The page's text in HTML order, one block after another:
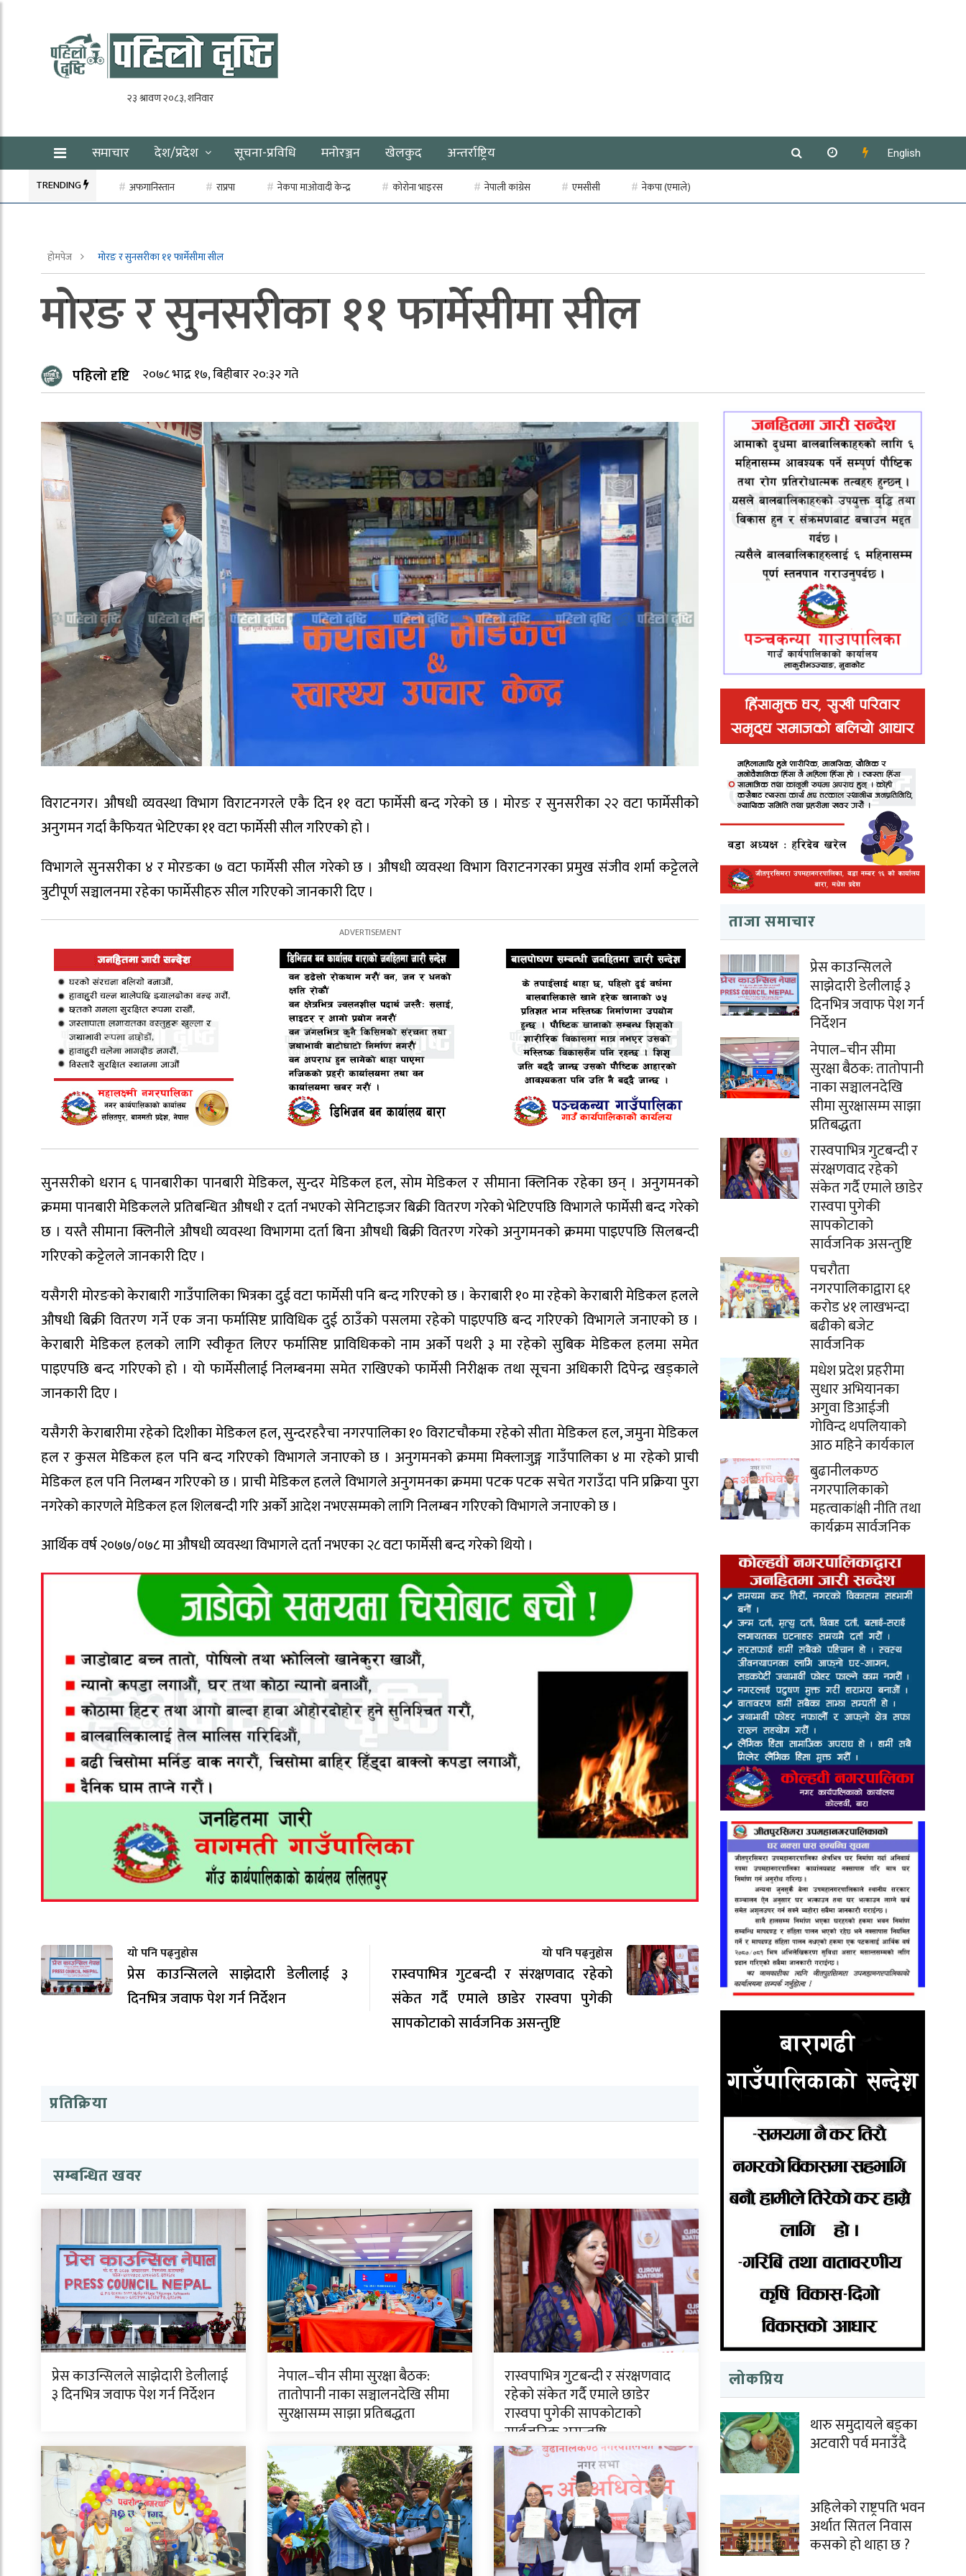
समाचार देश/प्रदेश सूचना-प्रविधि मनोरञ्जन खेलकुद अन्तर्राष्ट्रिय English
TRENDING अफगानिस्तान राप्रपा नेकपा माओवादी केन्द्र कोरोना भाइरस नेपाली कांग्रेस एमसीसी नेकपा (एमाले)
होमपेज मोरङ र सुनसरीका ११ फार्मेसीमा सील
मोरङ र सुनसरीका ११ फार्मेसीमा सील
पहिलो दृष्टि २०७८ भाद्र १७, बिहीबार २०:३२ गते
विराटनगर। औषधी व्यवस्था विभाग विराटनगरले एकै दिन ११ वटा फार्मेसी बन्द गरेको छ । मोरङ र सुनसरीका २२ वटा फार्मेसीको
अनुगमन गर्दा कैफियत भेटिएका ११ वटा फार्मेसी सील गरिएको हो ।
विभागले सुनसरीका ४ र मोरङका ७ वटा फार्मेसी सील गरेको छ । औषधी व्यवस्था विभाग विराटनगरका प्रमुख संजीव शर्मा कट्टेलले
त्रुटीपूर्ण सञ्चालनमा रहेका फार्मेसीहरु सील गरिएको जानकारी दिए ।
सुनसरीको धरान ६ पानबारीका पानबारी मेडिकल, सुन्दर मेडिकल हल, सोम मेडिकल र सीमाना क्लिनिक रहेका छन् । अनुगमनको
क्रममा पानबारी मेडिकलले प्रतिबन्धित औषधी र दर्ता नभएको सेनिटाइजर बिक्री वितरण गरेको भेटिएपछि विभागले फार्मेसी बन्द गरेको
छ । यस्तै सीमाना क्लिनीले औषधी व्यवस्था विभागमा दर्ता बिना औषधी बिक्री वितरण गरेको अनुगमनको क्रममा पाइएपछि सिलबन्दी
गरिएको कट्टेलले जानकारी दिए ।
यसैगरी मोरङको केराबारी गाउँपालिका भित्रका दुई वटा फार्मेसी पनि बन्द गरिएको छ । केराबारी १० मा रहेको केराबारी मेडिकल हलले
औषधी बिक्री वितरण गर्ने एक जना फर्मासिष्ट प्राविधिक दुई ठाउँको पसलमा रहेको पाइएपछि बन्द गरिएको विभागले जनाएको छ ।
केराबारी मेडिकल हलको लागि स्वीकृत लिएर फर्मासिष्ट प्राविधिकको नाम अर्को पथरी ३ मा रहेको सुबिक मेडिकल हलमा समेत
पाइएपछि बन्द गरिएको हो । यो फार्मेसीलाई निलम्बनमा समेत राखिएको फार्मेसी निरीक्षक तथा सूचना अधिकारी दिपेन्द्र खड्काले
जानकारी दिए ।
यसैगरी केराबारीमा रहेको दिशीका मेडिकल हल, सुन्दरहरैचा नगरपालिका १० विराटचौकमा रहेको सीता मेडिकल हल, जमुना मेडिकल
हल र कुसल मेडिकल हल पनि बन्द गरिएको विभागले जनाएको छ । अनुगमनको क्रममा मिक्लाजुङ्ग गाउँपालिका ४ मा रहेको प्राची
मेडिकल हल पनि निलम्बन गरिएको छ । प्राची मेडिकल हलले विभागले अनुगमनका क्रममा पटक पटक सचेत गराउँदा पनि प्रक्रिया पुरा
नगरेको कारणले मेडिकल हल शिलबन्दी गरि अर्को आदेश नभएसम्मको लागि निलम्बन गरिएको विभागले जनाएको छ ।
आर्थिक वर्ष २०७७/०७८ मा औषधी व्यवस्था विभागले दर्ता नभएका २८ वटा फार्मेसी बन्द गरेको थियो ।
यो पनि पढ्नुहोस
प्रेस काउन्सिलले साझेदारी डेलीलाई ३
दिनभित्र जवाफ पेश गर्न निर्देशन
यो पनि पढ्नुहोस
रास्वपाभित्र गुटबन्दी र संरक्षणवाद रहेको
संकेत गर्दै एमाले छाडेर रास्वपा पुगेकी
सापकोटाको सार्वजनिक असन्तुष्टि
प्रतिक्रिया
सम्बन्धित खवर
प्रेस काउन्सिलले साझेदारी डेलीलाई
३ दिनभित्र जवाफ पेश गर्न निर्देशन
नेपाल–चीन सीमा सुरक्षा बैठक:
तातोपानी नाका सञ्चालनदेखि सीमा
सुरक्षासम्म साझा प्रतिबद्धता
रास्वपाभित्र गुटबन्दी र संरक्षणवाद
रहेको संकेत गर्दै एमाले छाडेर
रास्वपा पुगेकी सापकोटाको
सार्वजनिक असन्तुष्टि
ताजा समाचार
प्रेस काउन्सिलले
साझेदारी डेलीलाई ३
दिनभित्र जवाफ पेश गर्न
निर्देशन
नेपाल–चीन सीमा
सुरक्षा बैठक: तातोपानी
नाका सञ्चालनदेखि
सीमा सुरक्षासम्म साझा
प्रतिबद्धता
रास्वपाभित्र गुटबन्दी र
संरक्षणवाद रहेको
संकेत गर्दै एमाले छाडेर
रास्वपा पुगेकी
सापकोटाको
सार्वजनिक असन्तुष्टि
पचरौता
नगरपालिकाद्वारा ६१
करोड ४१ लाखभन्दा
बढीको बजेट
सार्वजनिक
मधेश प्रदेश प्रहरीमा
सुधार अभियानका
अगुवा डिआईजी
गोविन्द थपलियाको
आठ महिने कार्यकाल
बुढानीलकण्ठ
नगरपालिकाको
महत्वाकांक्षी नीति तथा
कार्यक्रम सार्वजनिक
लोकप्रिय
थारु समुदायले बड्का
अटवारी पर्व मनाउँदै
अहिलेको राष्ट्रपति भवन
अर्थात सितल निवास
कसको हो थाहा छ ?